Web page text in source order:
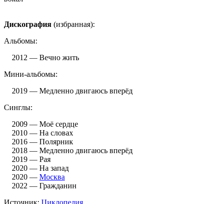
Дискография (избранная):
Альбомы:
2012 — Вечно жить
Мини-альбомы:
2019 — Медленно двигаюсь вперёд
Синглы:
2009 — Моё сердце
2010 — На словах
2016 — Полярник
2018 — Медленно двигаюсь вперёд
2019 — Рая
2020 — На запад
2020 — Москва
2022 — Гражданин